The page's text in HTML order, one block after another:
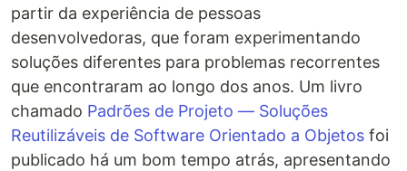
partir da experiência de pessoas
desenvolvedoras, que foram experimentando
soluções diferentes para problemas recorrentes
que encontraram ao longo dos anos. Um livro
chamado Padrões de Projeto — Soluções
Reutilizáveis de Software Orientado a Objetos foi
publicado há um bom tempo atrás, apresentando